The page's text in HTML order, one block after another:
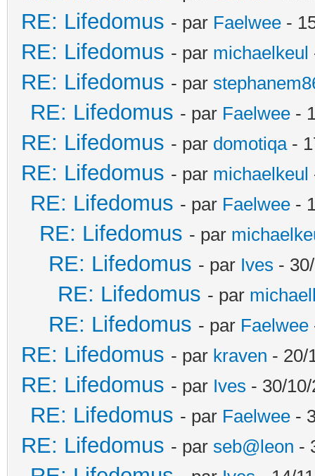
RE: Lifedomus - par Faelwee -
RE: Lifedomus - par michaelkeul
RE: Lifedomus - par
RE: Lifedomus - par Faelwee -
RE: Lifedomus - par domotiqa-
RE: Lifedomus - par michaelkeul
RE: Lifedomus - par Faelwee -
RE: Lifedomus - par
RE: Lifedomus - par Ives -
RE: Lifedomus - par
RE: Lifedomus - par Faelwee
RE: Lifedomus - par kraven - 20/
RE: Lifedomus - par Ives - 30/
RE: Lifedomus - par Faelwee -
RE: Lifedomus - par seb@leon -